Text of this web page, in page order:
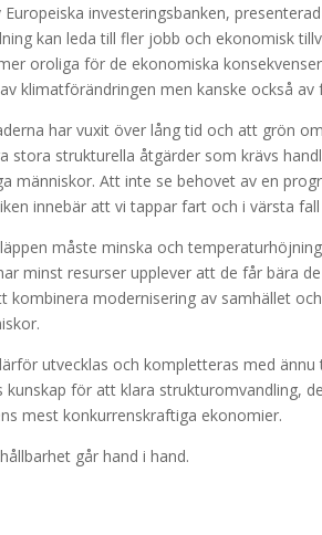
investeringsbanken,
kan leda till fler jobb och ekonomisk
oroliga för de ekonomiska
klimatförändringen men kanske också av
har vuxit över lång tid och att grön
stora strukturella åtgärder som krävs
människor. Att inte se behovet av en
innebär att vi tappar fart och i värsta
måste minska och
minst resurser upplever att de får bära
kombinera modernisering av samhället
utvecklas och kompletteras med
för att klara strukturomvandling,
mest konkurrenskraftiga ekonomier.
går hand i hand.